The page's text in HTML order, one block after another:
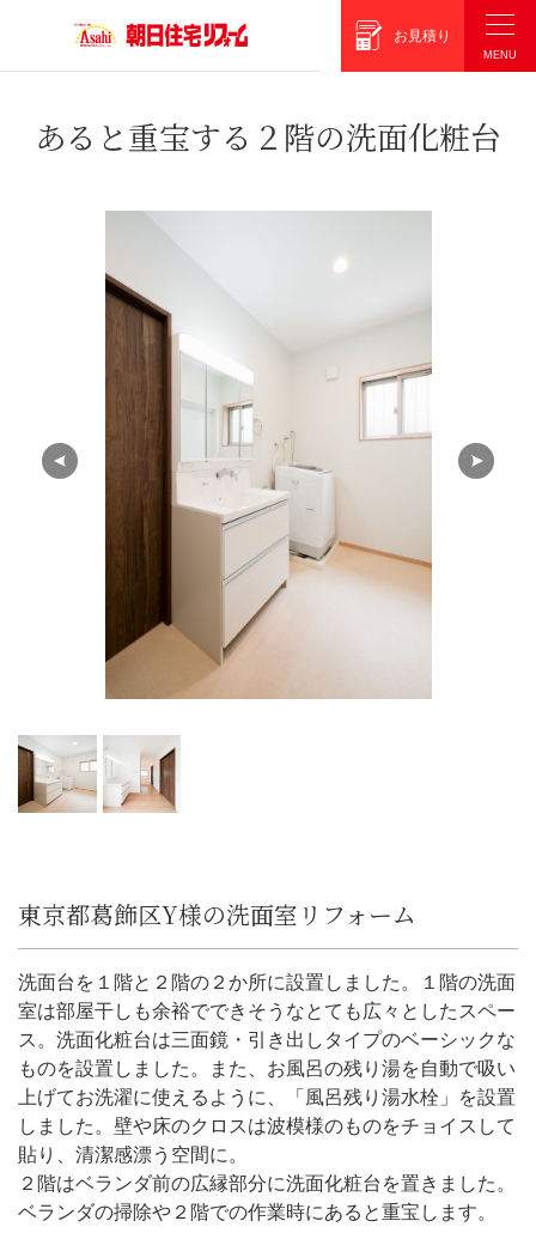
お見積り
あると重宝する２階の洗面化粧台
東京都葛飾区Y様の洗面室リフォーム
洗面台を１階と２階の２か所に設置しました。１階の洗面
室は部屋干しも余裕でできそうなとても広々としたスペー
ス。洗面化粧台は三面鏡・引き出しタイプのベーシックな
ものを設置しました。また、お風呂の残り湯を自動で吸い
上げてお洗濯に使えるように、「風呂残り湯水栓」を設置
しました。壁や床のクロスは波模様のものをチョイスして
貼り、清潔感漂う空間に。
２階はベランダ前の広縁部分に洗面化粧台を置きました。
ベランダの掃除や２階での作業時にあると重宝します。